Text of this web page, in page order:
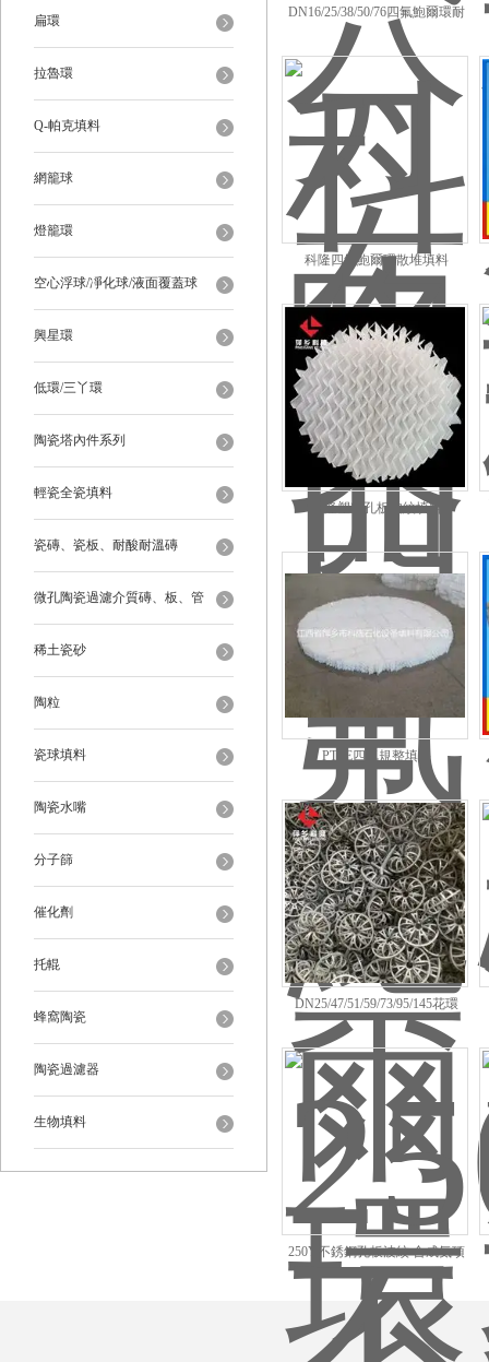
扁環
拉魯環
Q-帕克填料
網籠球
燈籠環
空心浮球/凈化球/液面覆蓋球
興星環
低環/三丫環
陶瓷塔內件系列
輕瓷全瓷填料
瓷磚、瓷板、耐酸耐溫磚
微孔陶瓷過濾介質磚、板、管
稀土瓷砂
陶粒
瓷球填料
陶瓷水嘴
分子篩
催化劑
托輥
蜂窩陶瓷
陶瓷過濾器
生物填料
DN16/25/38/50/76四氟鮑爾環耐
高溫耐酸堿填料
科隆四氟鮑爾環散堆填料
科隆塑料孔板波紋填料
PTFE四氟規整填料
DN25/47/51/59/73/95/145花環
250Y不銹鋼孔板波紋 合成氨項
目甲醛裝置吸收塔